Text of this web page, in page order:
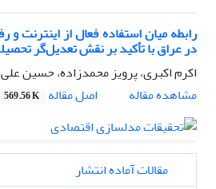
رابطه میان استفاده فعال از اینترنت
در عراق با تأکید بر نقش تعدیل‌گر
اکرم اکبری، پرویز محمدزاده، حسین
مشاهده مقاله
اصل مقاله 569.56 K
مقالات آماده انتشار